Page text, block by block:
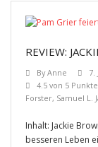
REVIEW:
ByAnne 7.
4.5 von 5
Forster, Samuel L.
Inhalt: Jackie
besseren Leben